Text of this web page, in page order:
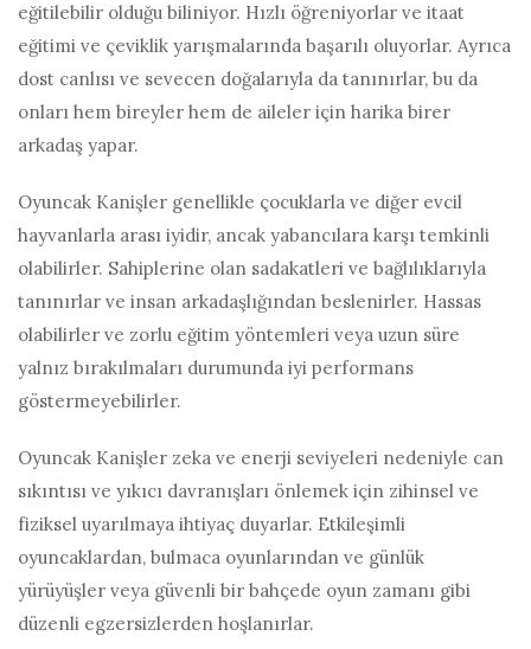
eğitilebilir olduğu biliniyor. Hızlı öğreniyorlar ve itaat
eğitimi ve çeviklik yarışmalarında başarılı oluyorlar. Ayrıca
dost canlısı ve sevecen doğalarıyla da tanınırlar, bu da
onları hem bireyler hem de aileler için harika birer
arkadaş yapar.
Oyuncak Kanişler genellikle çocuklarla ve diğer evcil
hayvanlarla arası iyidir, ancak yabancılara karşı temkinli
olabilirler. Sahiplerine olan sadakatleri ve bağlılıklarıyla
tanınırlar ve insan arkadaşlığından beslenirler. Hassas
olabilirler ve zorlu eğitim yöntemleri veya uzun süre
yalnız bırakılmaları durumunda iyi performans
göstermeyebilirler.
Oyuncak Kanişler zeka ve enerji seviyeleri nedeniyle can
sıkıntısı ve yıkıcı davranışları önlemek için zihinsel ve
fiziksel uyarılmaya ihtiyaç duyarlar. Etkileşimli
oyuncaklardan, bulmaca oyunlarından ve günlük
yürüyüşler veya güvenli bir bahçede oyun zamanı gibi
düzenli egzersizlerden hoşlanırlar.